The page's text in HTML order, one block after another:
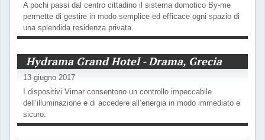
A pochi passi dal centro cittadino il sistema domotico By-me
permette di gestire in modo semplice ed efficace ogni spazio di
una splendida residenza privata.
Hydrama Grand Hotel - Drama, Grecia
13 giugno 2017
I dispositivi Vimar consentono un controllo impeccabile
dell’illuminazione e di accedere all’energia in modo immediato e
sicuro.